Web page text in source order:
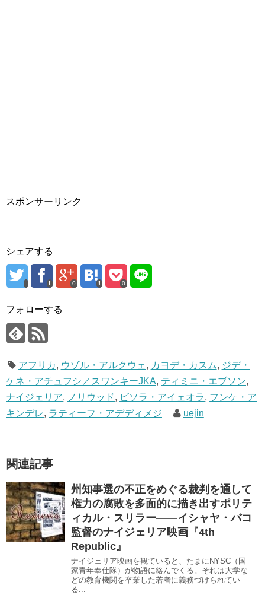
スポンサーリンク
シェアする
0 0
フォローする
アフリカ, ウゾル・アルクウェ , カヨデ・カスム, ジデ・
ケネ・アチュフシ／スワンキーJKA, ティミニ・エブソン,
ナイジェリア, ノリウッド, ビソラ・アイェオラ, フンケ・ア
キンデレ, ラティーフ・アデディメジ uejin
関連記事
州知事選の不正をめぐる裁判を通して
権力の腐敗を多面的に描き出すポリテ
ィカル・スリラー――イシャヤ・バコ
監督のナイジェリア映画『4th
Republic』
ナイジェリア映画を観ていると、たまにNYSC（国
家青年奉仕隊）が物語に絡んでくる。それは大学な
どの教育機関を卒業した若者に義務づけられてい
る...